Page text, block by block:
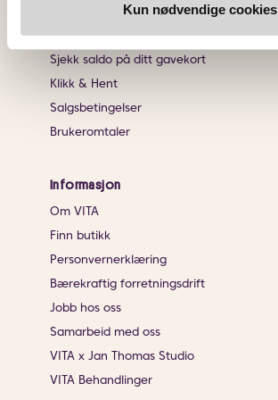
Kun nødvendige cookies
Frakt og retur
Angrerett
Sjekk saldo på ditt gavekort
Klikk & Hent
Salgsbetingelser
Brukeromtaler
Informasjon
Om VITA
Finn butikk
Personvernerklæring
Bærekraftig forretningsdrift
Jobb hos oss
Samarbeid med oss
VITA x Jan Thomas Studio
VITA Behandlinger